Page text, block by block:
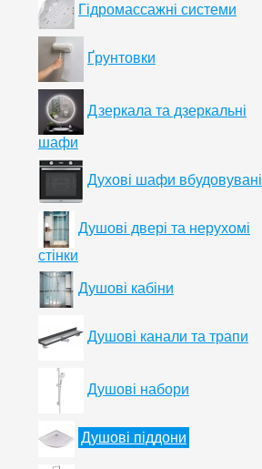
Гідромассажні системи
Ґрунтовки
Дзеркала та дзеркальні
шафи
Духові шафи вбудовувані
Душові двері та нерухомі
стінки
Душові кабіни
Душові канали та трапи
Душові набори
Душові піддони